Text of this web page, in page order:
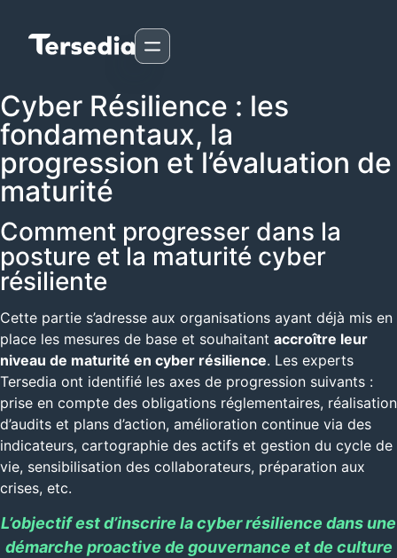
Cyber Résilience : les
fondamentaux, la
progression et l’évaluation de
maturité
Comment progresser dans la
posture et la maturité cyber
résiliente
Cette partie s’adresse aux organisations ayant déjà mis en
place les mesures de base et souhaitant accroître leur
niveau de maturité en cyber résilience. Les experts
Tersedia ont identifié les axes de progression suivants :
prise en compte des obligations réglementaires, réalisation
d’audits et plans d’action, amélioration continue via des
indicateurs, cartographie des actifs et gestion du cycle de
vie, sensibilisation des collaborateurs, préparation aux
crises, etc.
L’objectif est d’inscrire la cyber résilience dans une
démarche proactive de gouvernance et de culture